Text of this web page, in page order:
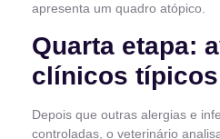
apresenta um quadro atópico.
Quarta etapa:
clínicos
Depois que outras alergias e
controladas, o veterinário